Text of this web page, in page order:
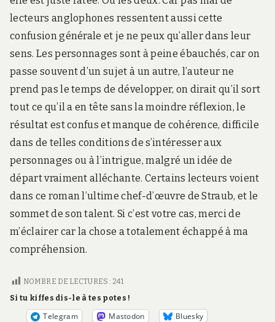
lecteurs anglophones ressentent aussi cette
confusion générale et je ne peux qu’aller dans leur
sens. Les personnages sont à peine ébauchés, car on
passe souvent d’un sujet à un autre, l’auteur ne
prend pas le temps de développer, on dirait qu’il sort
tout ce qu’il a en tête sans la moindre réflexion, le
résultat est confus et manque de cohérence, difficile
dans de telles conditions de s’intéresser aux
personnages ou à l’intrigue, malgré un idée de
départ vraiment alléchante. Certains lecteurs voient
dans ce roman l’ultime chef-d’œuvre de Straub, et le
sommet de son talent. Si c’est votre cas, merci de
m’éclairer car la chose a totalement échappé à ma
compréhension.
NOMBRE DE LECTURES : 241
Si tu kiffes dis-le à tes potes !
Telegram Mastodon
Bluesky